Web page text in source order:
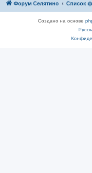
Форум Селятино Список
Создано на основе